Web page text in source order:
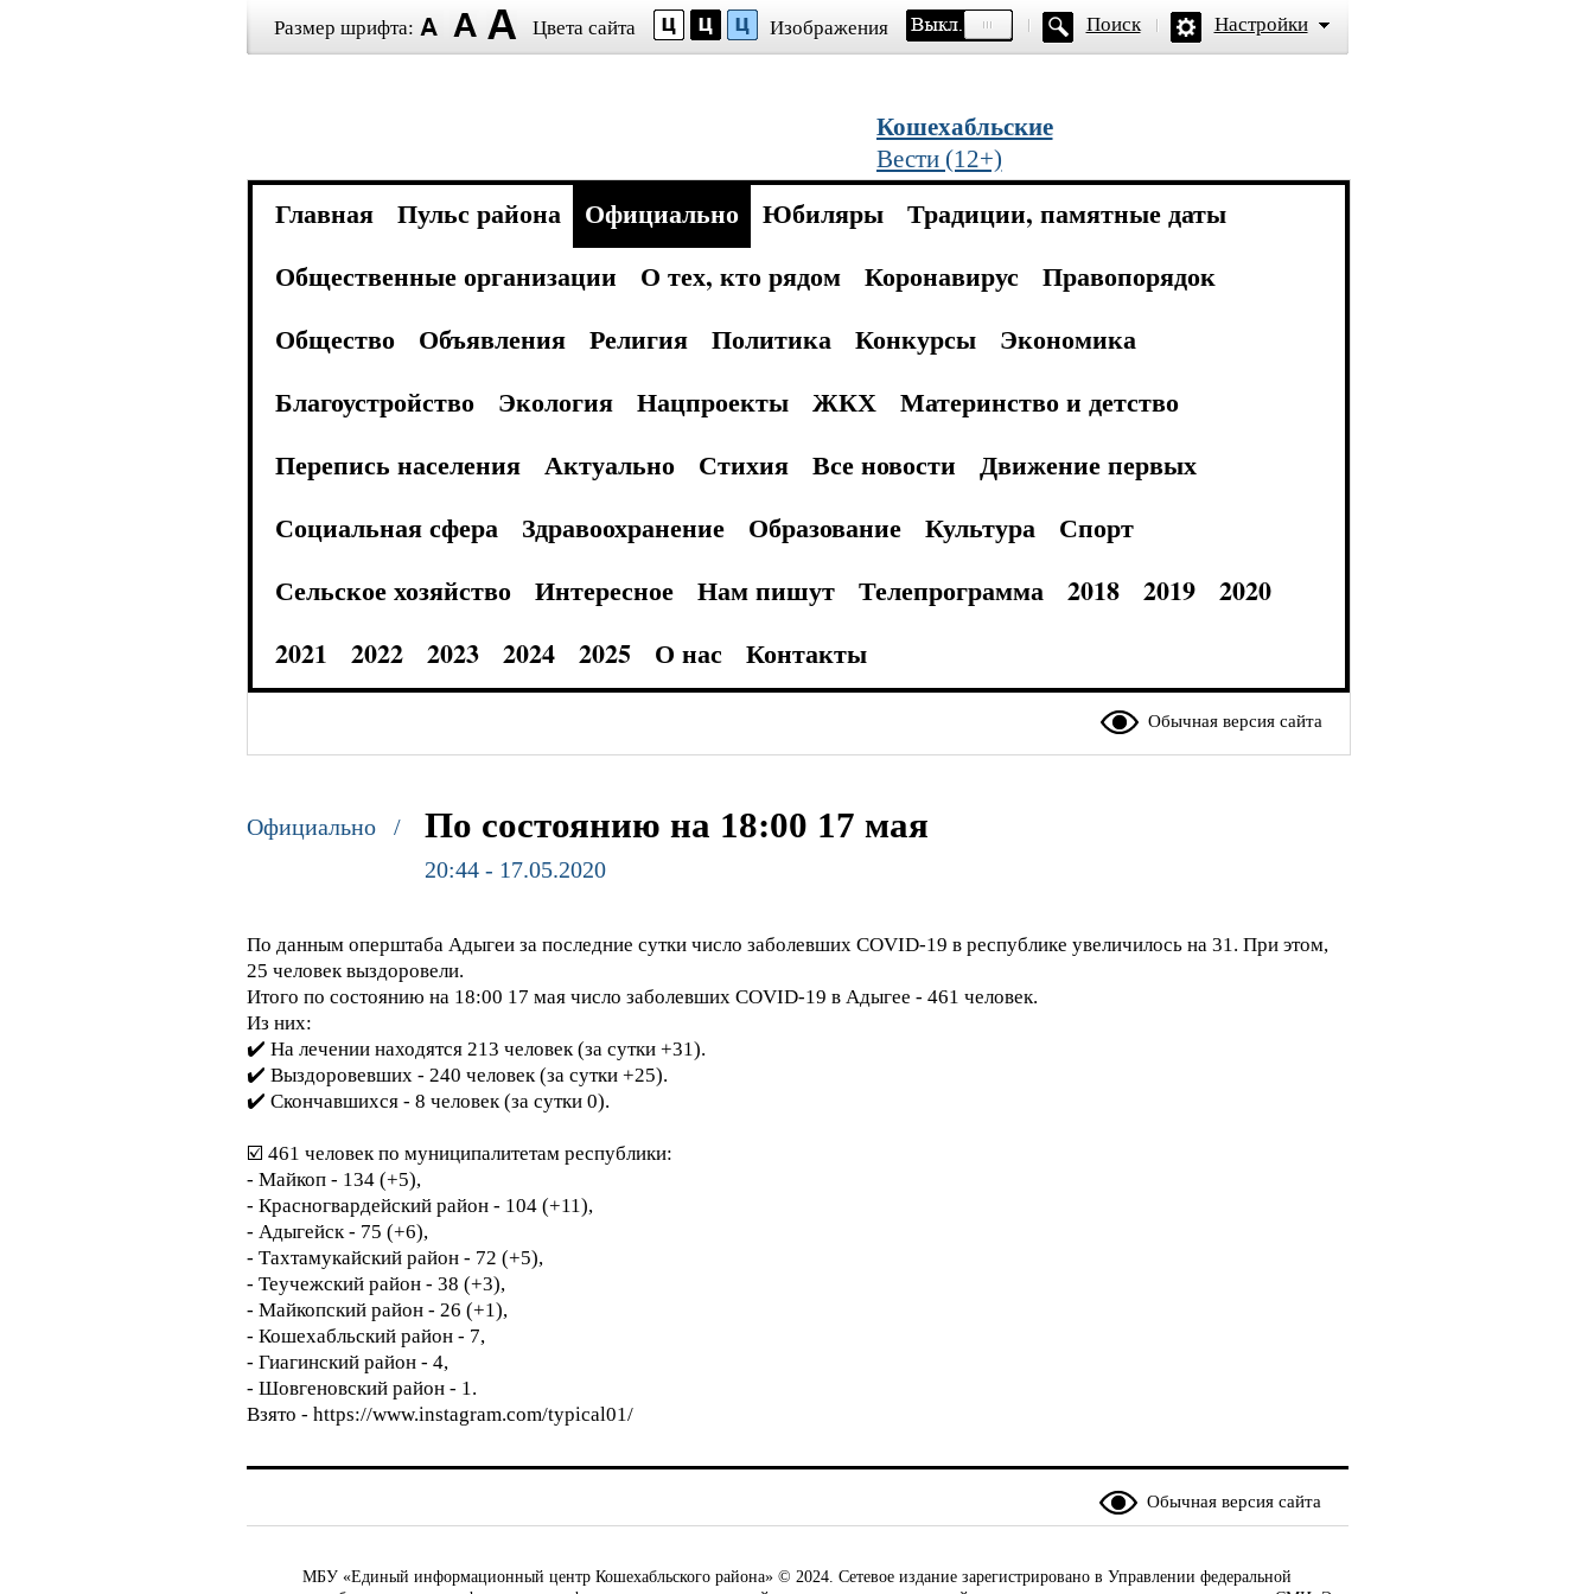
Размер шрифта: Цвета сайта Изображения Поиск Настройки
Кошехабльские
Вести (12+)
Главная Пульс района Официально Юбиляры
Традиции, памятные даты
Общественные организации
О тех, кто рядом Коронавирус
Правопорядок
Общество
Объявления Религия Политика Конкурсы
Экономика
Благоустройство
Экология Нацпроекты ЖКХ
Материнство и детство
Перепись населения
Актуально Стихия Все новости
Движение первых
Социальная сфера
Здравоохранение Образование Культура
Спорт
Сельское хозяйство
Интересное Нам пишут Телепрограмма 2018 2019
2020
2021
2022 2023 2024 2025 О нас Контакты
Обычная версия сайта
Официально / По состоянию на 18:00 17 мая
20:44 - 17.05.2020
По данным оперштаба Адыгеи за последние сутки число заболевших COVID-19 в республике увеличилось на 31. При этом,
25 человек выздоровели.
Итого по состоянию на 18:00 17 мая число заболевших COVID-19 в Адыгее - 461 человек.
Из них:
✔️ На лечении находятся 213 человек (за сутки +31).
✔️ Выздоровевших - 240 человек (за сутки +25).
✔️ Скончавшихся - 8 человек (за сутки 0).
☑️ 461 человек по муниципалитетам республики:
- Майкоп - 134 (+5),
- Красногвардейский район - 104 (+11),
- Адыгейск - 75 (+6),
- Тахтамукайский район - 72 (+5),
- Теучежский район - 38 (+3),
- Майкопский район - 26 (+1),
- Кошехабльский район - 7,
- Гиагинский район - 4,
- Шовгеновский район - 1.
Взято - https://www.instagram.com/typical01/
Обычная версия сайта
МБУ «Единый информационный центр Кошехабльского района» © 2024. Сетевое издание зарегистрировано в Управлении федеральной